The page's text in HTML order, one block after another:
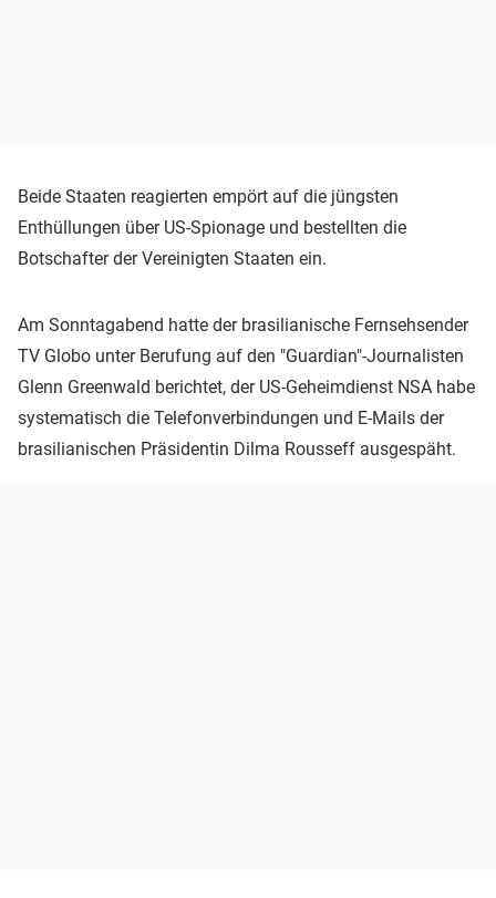
Beide Staaten reagierten empört auf die jüngsten
Enthüllungen über US-Spionage und bestellten die
Botschafter der Vereinigten Staaten ein.
Am Sonntagabend hatte der brasilianische Fernsehsender
TV Globo unter Berufung auf den "Guardian"-Journalisten
Glenn Greenwald berichtet, der US-Geheimdienst NSA habe
systematisch die Telefonverbindungen und E-Mails der
brasilianischen Präsidentin Dilma Rousseff ausgespäht.